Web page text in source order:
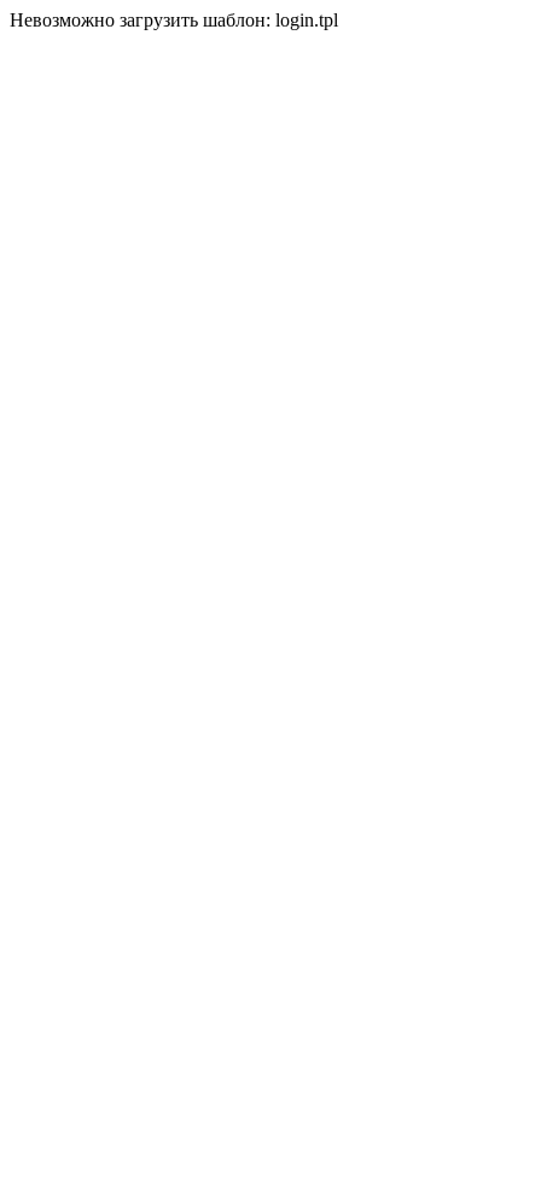
Невозможно загрузить шаблон: login.tpl